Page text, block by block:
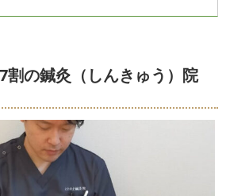
割の鍼灸（しんきゅう）院